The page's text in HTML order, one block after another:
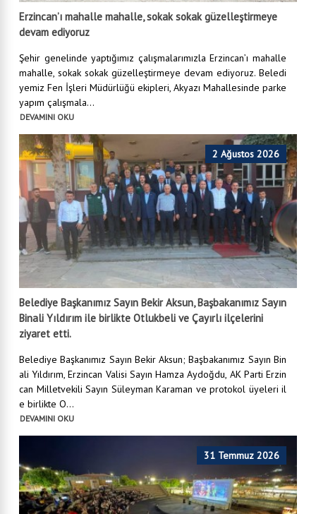
Erzincan’ı mahalle mahalle, sokak sokak güzelleştirmeye
devam ediyoruz
Şehir genelinde yaptığımız çalışmalarımızla Erzincan’ı mahalle
mahalle, sokak sokak güzelleştirmeye devam ediyoruz. Beledi
yemiz Fen İşleri Müdürlüğü ekipleri, Akyazı Mahallesinde parke
yapım çalışmala...
DEVAMINI OKU
2 Ağustos 2026
Belediye Başkanımız Sayın Bekir Aksun, Başbakanımız Sayın
Binali Yıldırım ile birlikte Otlukbeli ve Çayırlı ilçelerini
ziyaret etti.
Belediye Başkanımız Sayın Bekir Aksun; Başbakanımız Sayın Bin
ali Yıldırım, Erzincan Valisi Sayın Hamza Aydoğdu, AK Parti Erzin
can Milletvekili Sayın Süleyman Karaman ve protokol üyeleri il
e birlikte O...
DEVAMINI OKU
31 Temmuz 2026